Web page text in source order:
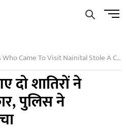
Menu
Nainital Stole A Car From Bajpur Police Caught Them From Garhmukteshwar
दो शातिरों ने
पुलिस ने